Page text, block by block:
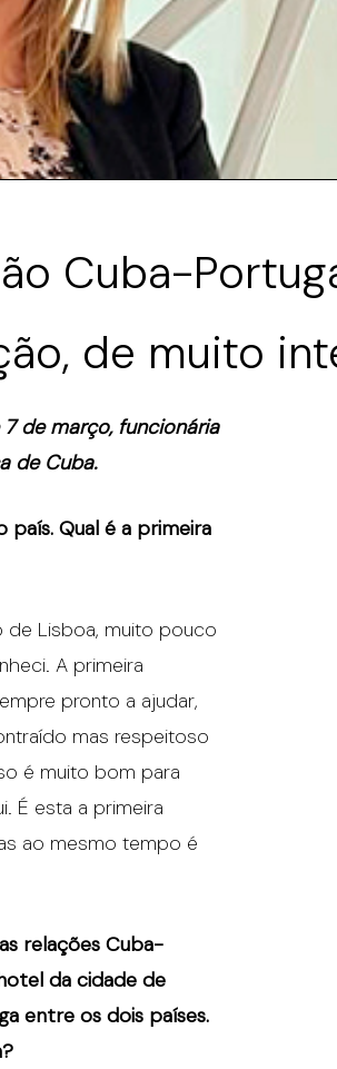
Cuba-
de muito
7 de março, funcionária
de Cuba.
Qual é a primeira
de Lisboa, muito pouco
A primeira
pronto a ajudar,
mas respeitoso
é muito bom para
É esta a primeira
ao mesmo tempo é
relações Cuba-
da cidade de
entre os dois países.